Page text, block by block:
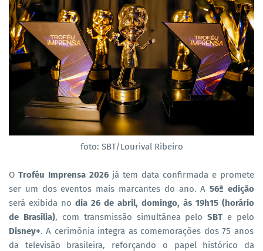
foto: SBT/Lourival Ribeiro
O Troféu Imprensa 2026 já tem data confirmada e promete
ser um dos eventos mais marcantes do ano. A56ª edição
será exibida no dia 26 de abril, domingo, às 19h15 (horário
de Brasília), com transmissão simultânea peloSBT e pelo
Disney+. A cerimônia integra as comemorações dos 75 anos
da televisão brasileira, reforçando o papel histórico da